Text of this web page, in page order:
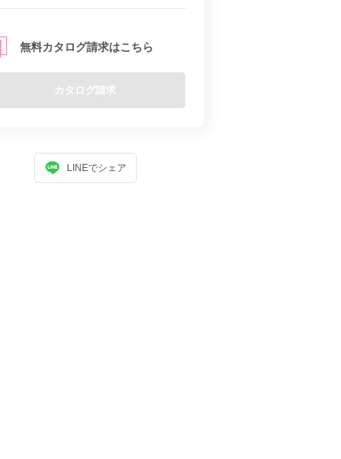
無料カタログ請求はこちら
カタログ請求
LINEでシェア